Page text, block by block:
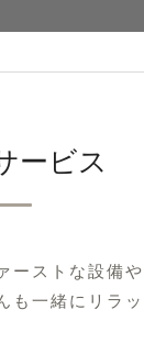
ービス
ーストな設備や
も一緒に リラ